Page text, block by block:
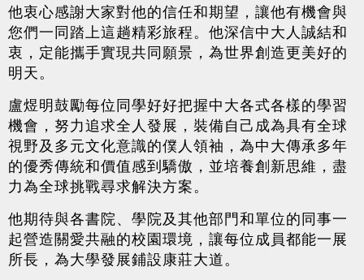
他衷心感謝大家對他的信任和期望，讓他有機會與
您們一同踏上這趟精彩旅程。他深信中大人誠結和
衷，定能攜手實現共同願景，為世界創造更美好的
明天。
盧煜明鼓勵每位同學好好把握中大各式各樣的學習
機會，努力追求全人發展，裝備自己成為具有全球
視野及多元文化意識的僕人領袖，為中大傳承多年
的優秀傳統和價值感到驕傲，並培養創新思維，盡
力為全球挑戰尋求解決方案。
他期待與各書院、學院及其他部門和單位的同事一
起營造關愛共融的校園環境，讓每位成員都能一展
所長，為大學發展鋪設康莊大道。